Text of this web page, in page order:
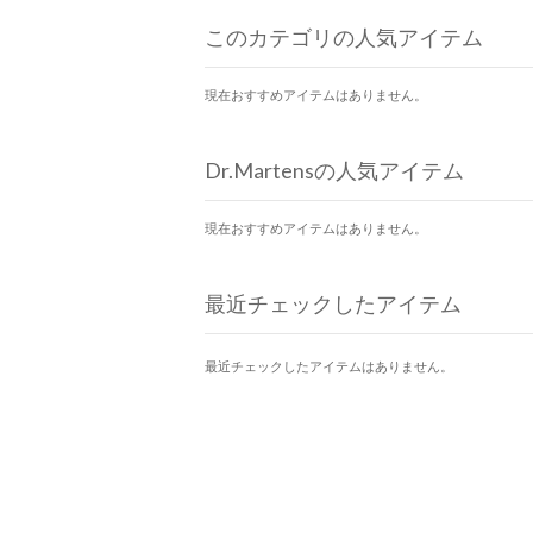
このカテゴリの人気アイテム
現在おすすめアイテムはありません。
Dr.Martensの人気アイテム
現在おすすめアイテムはありません。
最近チェックしたアイテム
最近チェックしたアイテムはありません。